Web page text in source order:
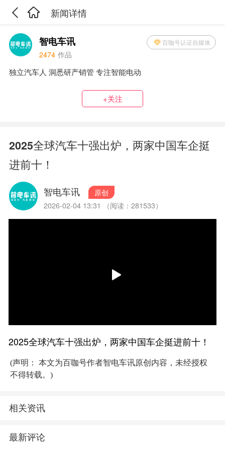
新闻详情
智电车讯 百咖号认证自媒体
2474 作品
独立汽车人 洞悉研产销管 专注智能电动
+关注
2025全球汽车十强出炉，两家中国车企挺
进前十！
智电车讯
原创
2026-02-04 13:31 （阅读：281533）
2025全球汽车十强出炉，两家中国车企挺进前十！
(声明： 本文为百咖号作者智电车讯原创内容，未经授权
不得转载。)
相关资讯
最新评论